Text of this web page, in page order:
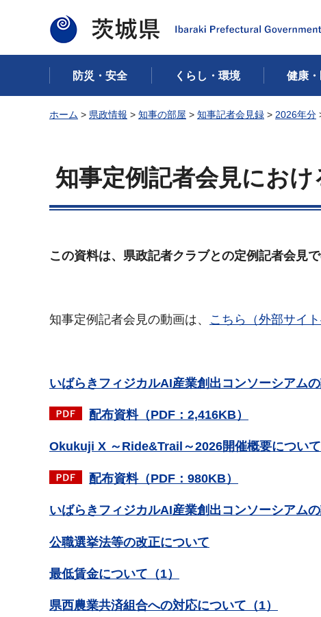
茨城県
防災・安全 くらし・環境 健康
ホーム > 県政情報 > 知事の部屋 > 知事記者会見録 > 2026年分
知事定例記者会見にお
この資料は、県政記者クラブとの定例記者会見
知事定例記者会見の動画は、 こちら（外部サイト
いばらきフィジカルAI産業創出コンソーシアムの
配布資料（PDF：2,416KB）
Okukuji X ～Ride&Trail～2026開催概要について
配布資料（PDF：980KB）
いばらきフィジカルAI産業創出コンソーシアムの
公職選挙法等の改正について
最低賃金について（1）
県西農業共済組合への対応について（1）